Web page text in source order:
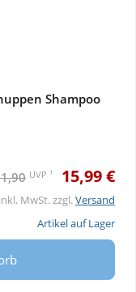
Shampoo
UVP 1 15,99 €
MwSt. zzgl.Versand
Artikel auf Lager